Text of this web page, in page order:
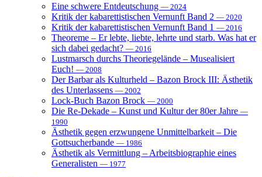
Eine schwere Entdeutschung — 2024
Kritik der kabarettistischen Vernunft Band 2 — 2020
Kritik der kabarettistischen Vernunft Band 1 — 2016
Theoreme – Er lebte, liebte, lehrte und starb. Was hat er
sich dabei gedacht? — 2016
Lustmarsch durchs Theoriegelände – Musealisiert
Euch! — 2008
Der Barbar als Kulturheld – Bazon Brock III: Ästhetik
des Unterlassens — 2002
Lock-Buch Bazon Brock — 2000
Die Re-Dekade – Kunst und Kultur der 80er Jahre —
1990
Ästhetik gegen erzwungene Unmittelbarkeit – Die
Gottsucherbande — 1986
Ästhetik als Vermittlung – Arbeitsbiographie eines
Generalisten — 1977